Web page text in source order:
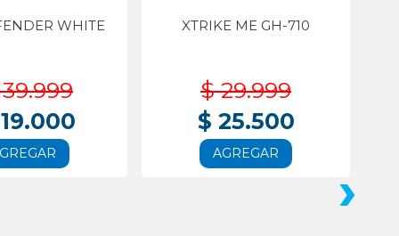
WHITE XTRIKE ME GH-710
$ 29.999
$ 25.500
AGREGAR
›